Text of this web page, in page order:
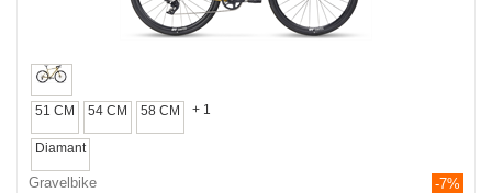
51 CM 54 CM 58 CM + 1
Diamant
Gravelbike -7%